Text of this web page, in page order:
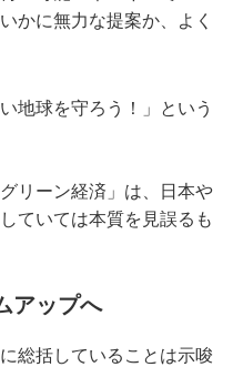
かに無力な提案か、よく
地球を守ろう！」という
リーン経済」は、日本や
ていては本質を見誤るも
アップへ
総括していることは示唆